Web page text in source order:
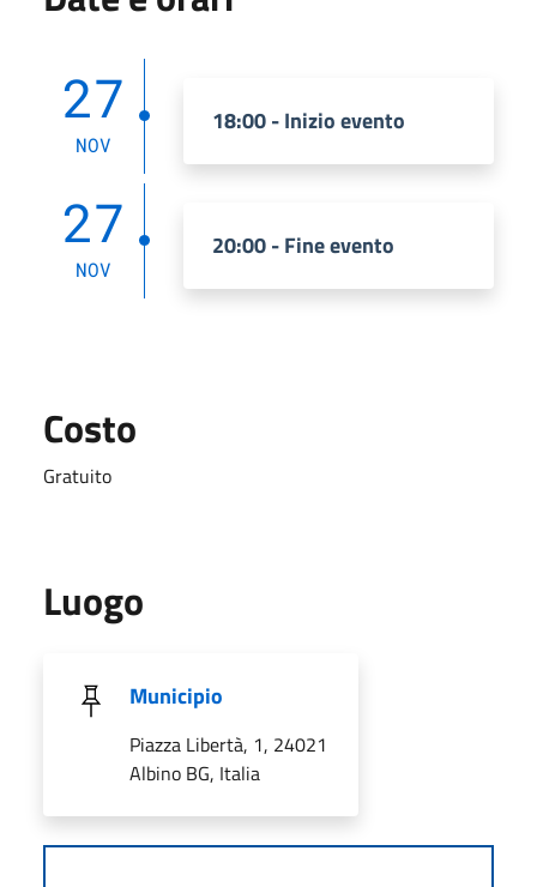
27
NOV
18:00 - Inizio evento
27
NOV
20:00 - Fine evento
Costo
Gratuito
Luogo
Municipio
Piazza Libertà, 1, 24021
Albino BG, Italia